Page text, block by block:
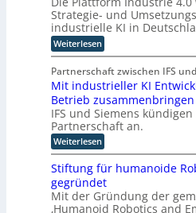
n
d
k
ü
n
s
t
l
i
c
h
e
r
m
m
t
i
d
e
r
D
A
C
H
-
I
n
s
s
i
s
t
e
n
t
s
t
a
t
t
k
l
a
s
s
i
Strategie- und
industrielle KI in
Weiterlesen:
P
a
t
t
f
o
r
m
I
n
d
u
s
t
Partnerschaft zwischen IFS
Mit industrieller KI
Betrieb zusammenbringen
IFS und Siemens
Partnerschaft an.
Weiterlesen:
M
i
t
i
n
d
Stiftung für humanoide
gegründet
Mit der Gründung der
‚Humanoid Robotics and